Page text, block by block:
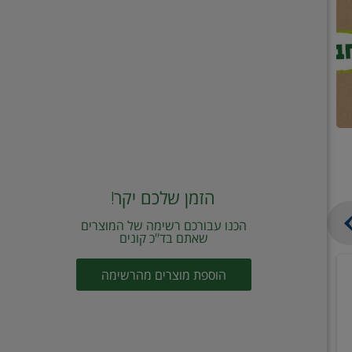
הזמן שלכם יקר!
הכנו עבורכם רשימה של המוצרים
שאתם בד"כ קונים
הוספת מוצרים מהרשימה